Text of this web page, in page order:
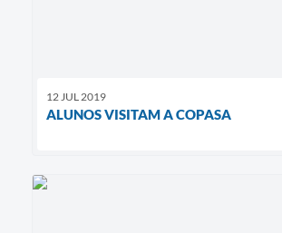
12 JUL 2019
ALUNOS VISITAM A COPASA